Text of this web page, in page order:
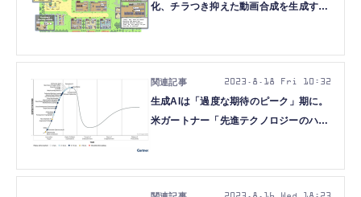
化、チラつき抑えた動画合成を生成する
生成AIは「過度な期待のピーク」期に。
米ガートナー「先進テクノロジーのハイ
2023.8.18 Fri 10:32